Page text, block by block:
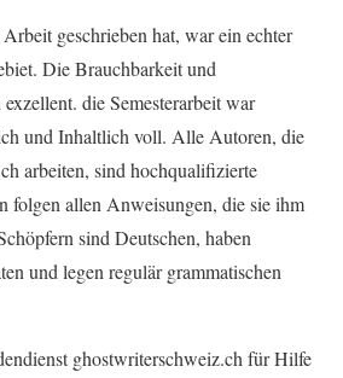
geschrieben hat, war ein echter
Die Brauchbarkeit und
die Semesterarbeit war
und Inhaltlich voll. Alle Autoren, die
arbeiten, sind hochqualifizierte
folgen allen Anweisungen, die sie ihm
sind Deutschen, haben
und legen regulär grammatischen
ghostwriterschweiz.ch für Hilfe